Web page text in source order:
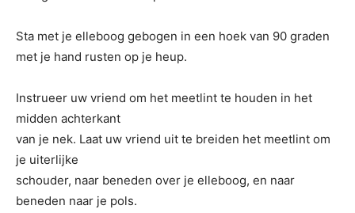
Sta met je elleboog gebogen in een hoek van 90 graden
met je hand rusten op je heup.
Instrueer uw vriend om het meetlint te houden in het
midden achterkant
van je nek. Laat uw vriend uit te breiden het meetlint om
je uiterlijke
schouder, naar beneden over je elleboog, en naar
beneden naar je pols.